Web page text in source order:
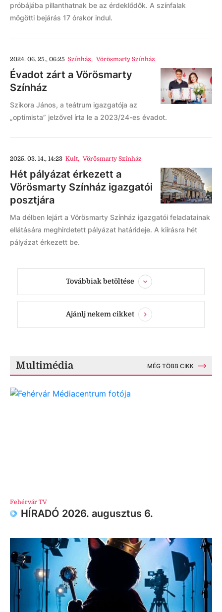
próbájába pillanthatnak be az érdeklődők. A színfalak
mögötti bejárás 17 órakor indul.
2024. 06. 25., 06:25 Színház, Vörösmarty Színház
Évadot zárt a Vörösmarty
Színház
Szikora János, a teátrum igazgatója az
„optimista” jelzővel írta le a 2023/24-es évadot.
2025. 03. 14., 14:23 Kult, Vörösmarty Színház
Hét pályázat érkezett a
Vörösmarty Színház igazgatói
posztjára
Ma délben lejárt a Vörösmarty Színház igazgatói feladatainak
ellátására meghirdetett pályázat határideje. A kiírásra hét
pályázat érkezett be.
Továbbiak betöltése
Ajánlj nekem cikket
Multimédia MÉG TÖBB CIKK
Fehérvár TV
HÍRADÓ 2026. augusztus 6.